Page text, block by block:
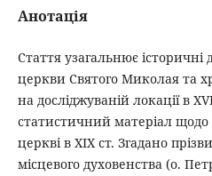
Анотація
Стаття узагальнює історичні
церкви Святого Миколая та
на досліджуваній локації в
статистичний матеріал щодо
церкві в ХІХ ст. Згадано
місцевого духовенства (о.